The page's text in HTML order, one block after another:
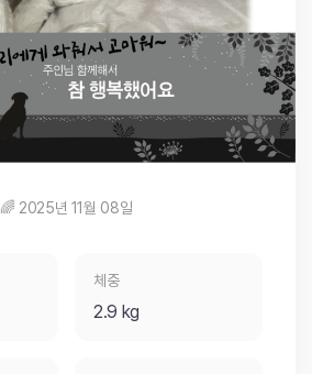
🌈 2025년 11월 08일
체중
2.9 kg